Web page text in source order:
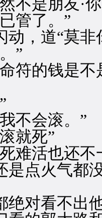
是朋友·你
管了。”
，道“莫非
”
的钱是不
不会滚。”
就死”
活也还不
点火气都没
对看不出